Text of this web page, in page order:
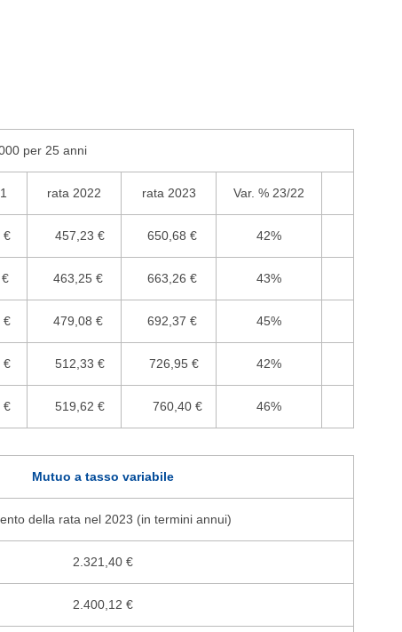
per 25 anni
rata 2022 rata 2023 Var. % 23/22
457,23 € 650,68 € 42%
463,25 € 663,26 € 43%
479,08 € 692,37 € 45%
512,33 € 726,95 € 42%
519,62 € 760,40 € 46%
Mutuo a tasso variabile
della rata nel 2023 (in termini annui)
2.321,40 €
2.400,12 €